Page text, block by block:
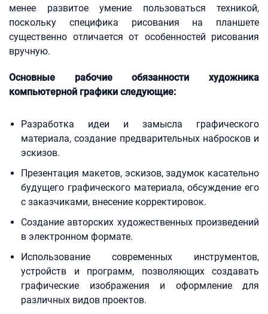
менее развитое умение пользоваться техникой,
поскольку специфика рисования на планшете
существенно отличается от особенностей рисования
вручную.
Основные рабочие обязанности художника
компьютерной графики следующие:
Разработка идеи и замысла графического
материала, создание предварительных набросков и
эскизов.
Презентация макетов, эскизов, задумок касательно
будущего графического материала, обсуждение его
с заказчиками, внесение корректировок.
Создание авторских художественных произведений
в электронном формате.
Использование современных инструментов,
устройств и программ, позволяющих создавать
графические изображения и оформление для
различных видов проектов.